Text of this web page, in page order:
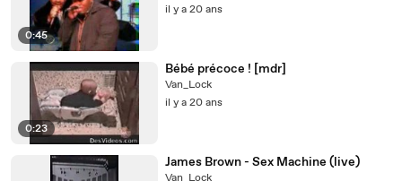
0:45
il y a 20 ans
0:23
Bébé précoce ! [mdr]
Van_Lock
il y a 20 ans
James Brown - Sex Machine (live)